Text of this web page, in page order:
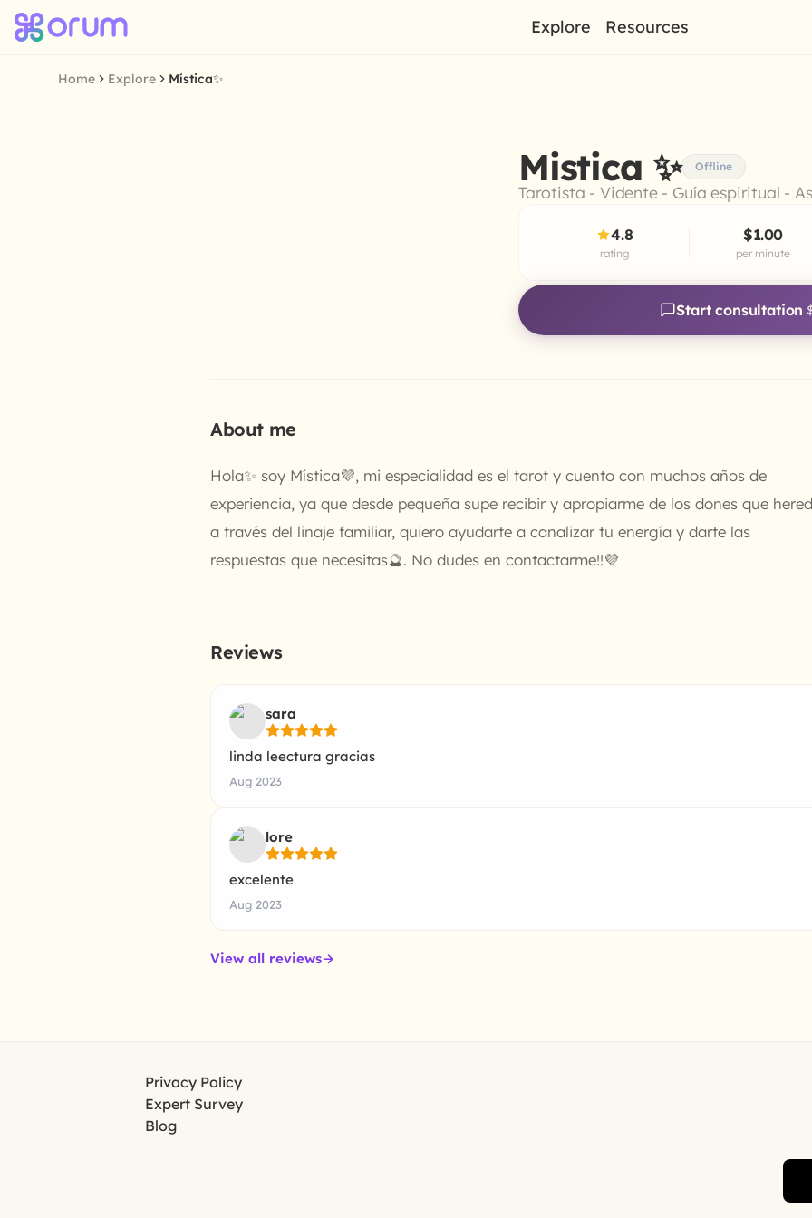
Explore Resources
Home Explore Mística✨
Mistica ✨ Offline
Tarotista - Vidente - Guía espiritual -
4.8
rating
$1.00
per minute
Start consultation
About me
Hola✨ soy Mística💜, mi especialidad es el tarot y cuento con muchos años de
experiencia, ya que desde pequeña supe recibir y apropiarme de los dones que
a través del linaje familiar, quiero ayudarte a canalizar tu energía y darte las
respuestas que necesitas🔮. No dudes en contactarme!!💜
Reviews
sara
linda leectura gracias
Aug 2023
lore
excelente
Aug 2023
View all reviews→
Privacy Policy
Expert Survey
Blog